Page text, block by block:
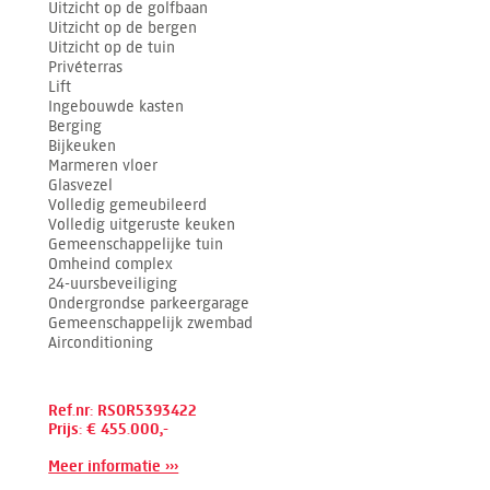
Uitzicht op de golfbaan
Uitzicht op de bergen
Uitzicht op de tuin
Privéterras
Lift
Ingebouwde kasten
Berging
Bijkeuken
Marmeren vloer
Glasvezel
Volledig gemeubileerd
Volledig uitgeruste keuken
Gemeenschappelijke tuin
Omheind complex
24-uursbeveiliging
Ondergrondse parkeergarage
Gemeenschappelijk zwembad
Airconditioning
Ref.nr: RSOR5393422
Prijs: € 455.000,-
Meer informatie ›››